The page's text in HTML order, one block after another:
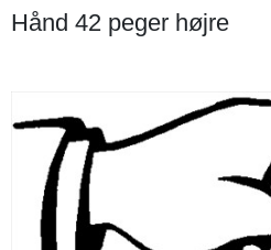
Hånd 42 peger højre